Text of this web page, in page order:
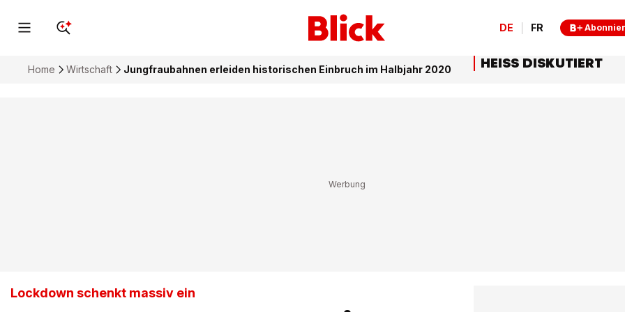
DE FR
Home Wirtschaft Jungfraubahnen erleiden historischen Einbruch im Halbjahr 2020
Lockdown schenkt massiv ein
HEISS DISKUTIERT